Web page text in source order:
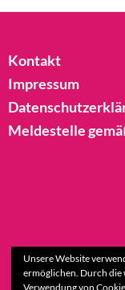
Kontakt
Impressum
Meldestelle
Unsere Website
ermöglichen. Durch die
Verwendung von